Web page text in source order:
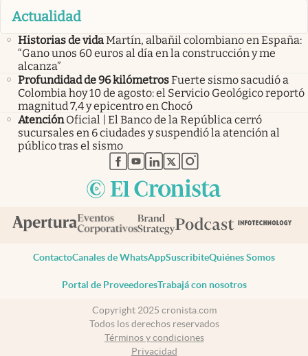
Actualidad
Historias de vidaMartín, albañil colombiano en España:
“Gano unos 60 euros al día en la construcción y me
alcanza”
Profundidad de 96 kilómetrosFuerte sismo sacudió a
Colombia hoy 10 de agosto: el Servicio Geológico reportó
magnitud 7,4 y epicentro en Chocó
Atención Oficial | El Banco de la República cerró
sucursales en 6 ciudades y suspendió la atención al
público tras el sismo
abre en nueva pestaña
abre en nueva pestaña
abre en nueva pestaña
abre en nueva pestaña
abre en nueva pestaña
ContactoCanales de WhatsAppSuscribiteQuiénes Somos
Portal de ProveedoresTrabajá con nosotros
Copyright 2025 cronista.com
Todos los derechos reservados
Términos y condiciones
Privacidad